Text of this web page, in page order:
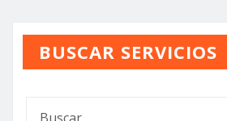
BUSCAR SERVICIOS